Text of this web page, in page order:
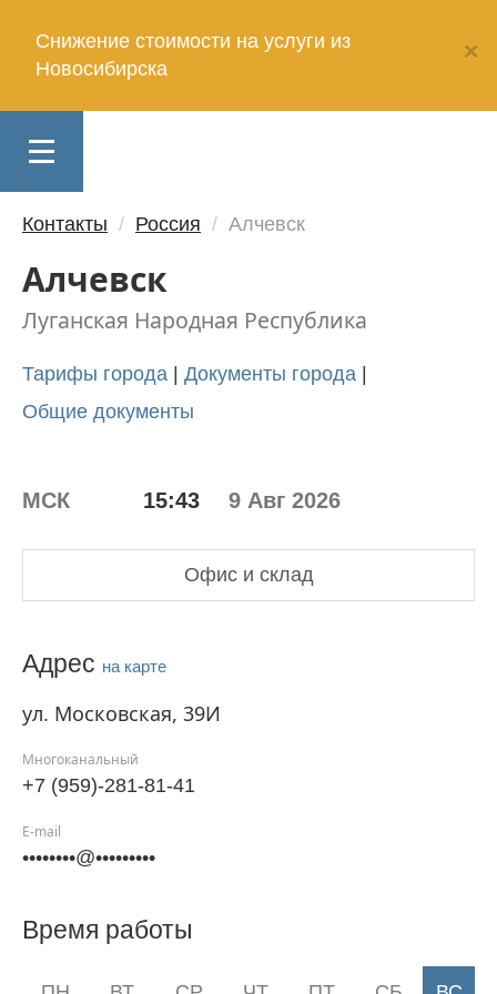
Снижение стоимости на услуги из
Новосибирска
×
Клиентам
Интернет-
магазинам
Разработчикам
Поставщикам
Доставка
и
NRG-
Ответственное
хранение
авиа-
и
Toggle
Контакты Россия Алчевск
Алчевск
Луганская Народная Республика
Тарифы города
Документы города
Общие документы
МСК 15:43 9 Авг 2026
Офис и склад
Адрес на карте
ул. Московская, 39И
Многоканальный
+7 (959)-281-81-41
E-mail
••••••••@•••••••••
Время работы